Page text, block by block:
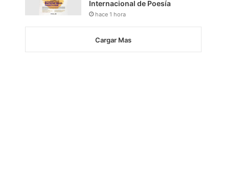
Internacional de Poesía
hace 1 hora
Cargar Mas